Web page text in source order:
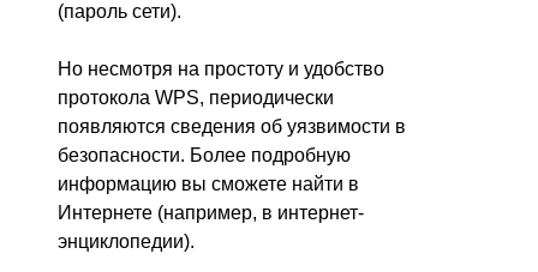
(пароль сети).
Но несмотря на простоту и удобство
протокола WPS, периодически
появляются сведения об уязвимости в
безопасности. Более подробную
информацию вы сможете найти в
Интернете (например, в интернет-
энциклопедии).